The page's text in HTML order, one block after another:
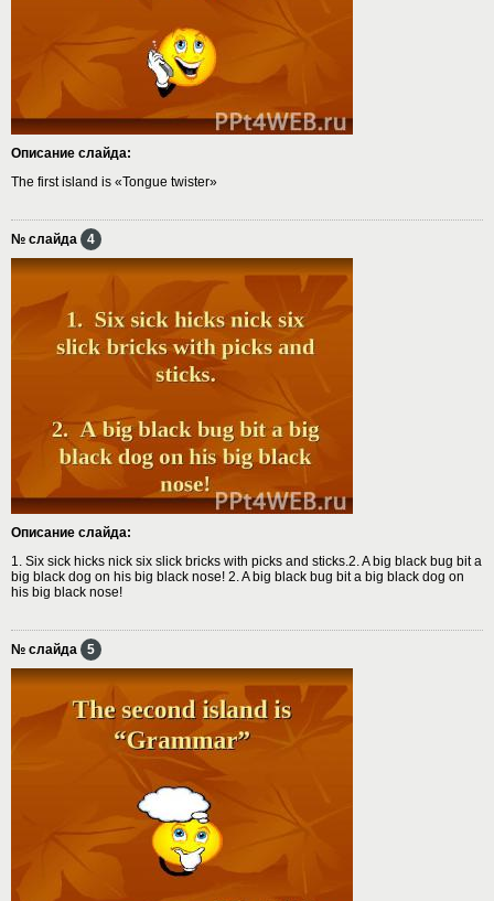
Описание слайда:
The first island is «Tongue twister»
№ слайда 4
Описание слайда:
1. Six sick hicks nick six slick bricks with picks and sticks.2. A big black bug bit a
big black dog on his big black nose! 2. A big black bug bit a big black dog on
his big black nose!
№ слайда 5